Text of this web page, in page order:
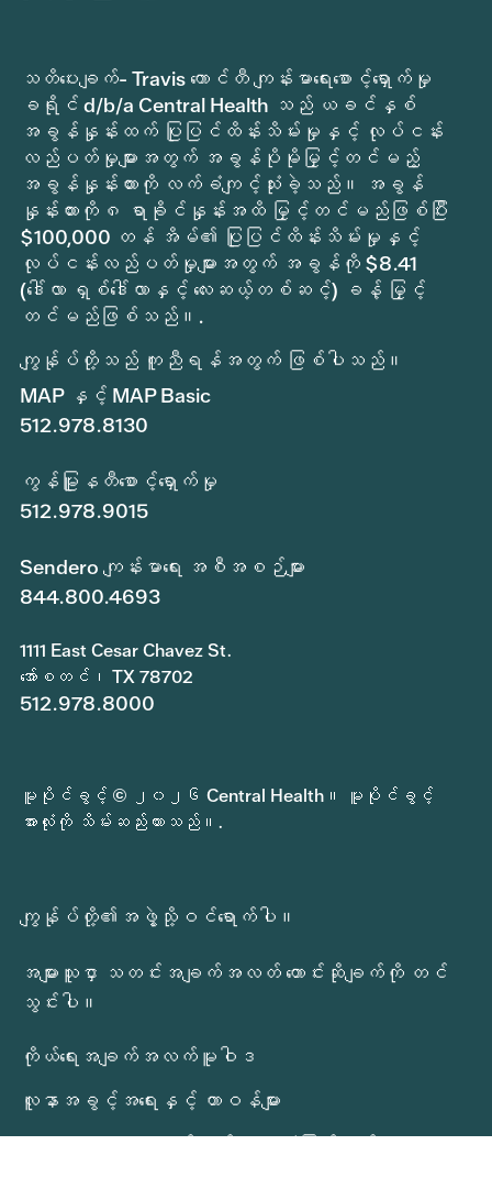
သတိပေးချက်- Travis ကောင်တီ ကျန်းမာရေးစောင့်ရှောက်မှု
ခရိုင် d/b/a Central Health သည် ယခင်နှစ်
အခွန်နှုန်းထက် ပြုပြင်ထိန်းသိမ်းမှုနှင့် လုပ်ငန်း
လည်ပတ်မှုများအတွက် အခွန်ပိုမိုမြှင့်တင်မည့်
အခွန်နှုန်းထားကို လက်ခံကျင့်သုံးခဲ့သည်။ အခွန်
နှုန်းထားကို ၈ ရာခိုင်နှုန်းအထိ မြှင့်တင်မည်ဖြစ်ပြီး
$100,000 တန် အိမ်၏ ပြုပြင်ထိန်းသိမ်းမှုနှင့်
လုပ်ငန်းလည်ပတ်မှုများအတွက် အခွန်ကို $8.41
(ဒေါ်လာ ရှစ်ဒေါ်လာနှင့် လေးဆယ့်တစ်ဆင့်) ခန့် မြှင့်
တင်မည်ဖြစ်သည်။.
ကျွန်ုပ်တို့သည် ကူညီရန်အတွက် ဖြစ်ပါသည်။
MAP နှင့် MAP Basic
512.978.8130
ကွန်မြူနတီစောင့်ရှောက်မှု
512.978.9015
Sendero ကျန်းမာရေး အစီအစဉ်များ
844.800.4693
1111 East Cesar Chavez St.
အော်စတင်၊ TX 78702
512.978.8000
မူပိုင်ခွင့် © ၂၀၂၆ Central Health။ မူပိုင်ခွင့်
အားလုံးကို သိမ်းဆည်းထားသည်။.
ကျွန်ုပ်တို့၏အဖွဲ့သို့ဝင်ရောက်ပါ။
အများသူငှာ သတင်းအချက်အလတ် တောင်းဆိုချက်ကို တင်
သွင်းပါ။
ကိုယ်ရေးအချက်အလက်မူဝါဒ
လူနာအခွင့်အရေးနှင့် တာဝန်များ
Central Health ဝန်ဆောင်မှုများ တုံ့ပြန်ချက်